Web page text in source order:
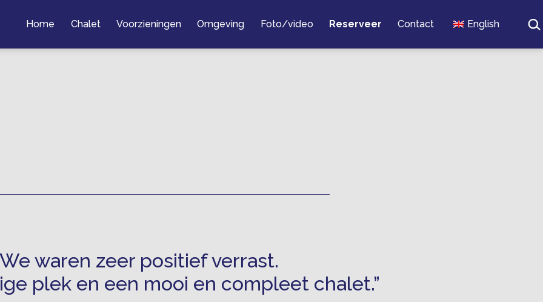
Home Chalet Voorzieningen Omgeving Foto/video Reserveer Contact English
waren zeer positief verrast.
plek en een mooi en compleet chalet.”